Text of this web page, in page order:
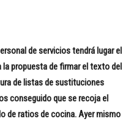
de servicios tendrá lugar el
la propuesta de firmar el texto del
de listas de sustituciones
conseguido que se recoja el
de ratios de cocina. Ayer mismo